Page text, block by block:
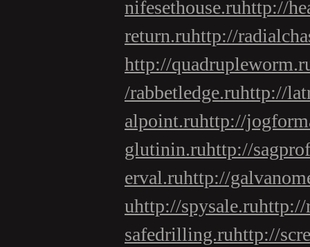
nifesethouse.ruhttp://
return.ruhttp://
http://
/rabbetledge.ruhttp://
alpoint.ruhttp://
glutinin.ruhttp://
erval.ruhttp://
uhttp://spysale.ruhttp://
safedrilling.ruhttp://